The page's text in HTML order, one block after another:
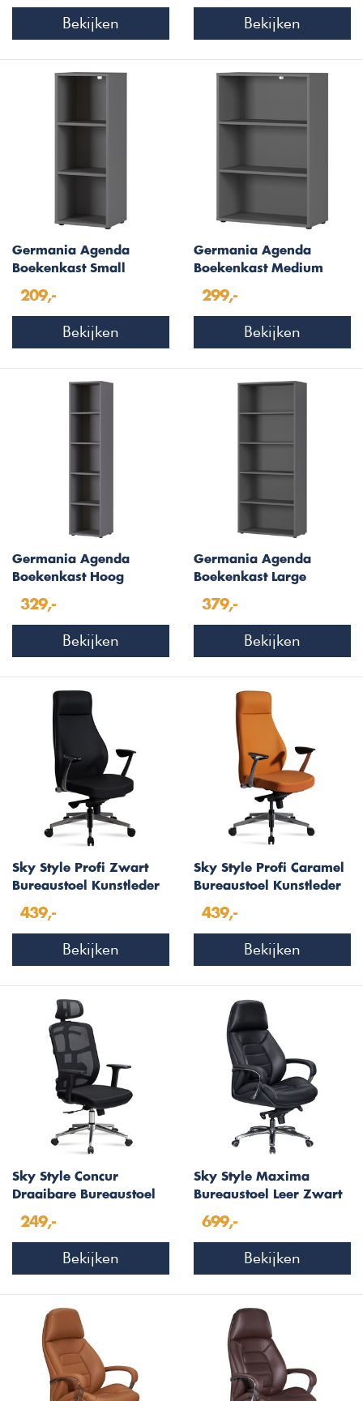
Bekijken Bekijken
Germania Agenda
Boekenkast Small
209,-
Bekijken
Germania Agenda
Boekenkast Medium
299,-
Bekijken
Germania Agenda
Boekenkast Hoog
329,-
Bekijken
Germania Agenda
Boekenkast Large
379,-
Bekijken
Sky Style Profi Zwart
Bureaustoel Kunstleder
439,-
Bekijken
Sky Style Profi Caramel
Bureaustoel Kunstleder
439,-
Bekijken
Sky Style Concur
Draaibare Bureaustoel
249,-
Bekijken
Sky Style Maxima
Bureaustoel Leer Zwart
699,-
Bekijken